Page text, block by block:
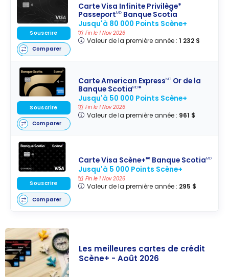
Carte Visa Infinite Privilège*
PasseportMD Banque Scotia
Jusqu'à 80 000 Points Scène+
Fin le 1 Nov 2026
Valeur de la première année : 1 232 $
Souscrire
Comparer
Carte American ExpressMD Or de la
Banque ScotiaMD*
Jusqu'à 50 000 Points Scène+
Fin le 1 Nov 2026
Valeur de la première année : 961 $
Souscrire
Comparer
Carte Visa Scène+🅪 Banque ScotiaMD
Jusqu'à 5 000 Points Scène+
Fin le 1 Nov 2026
Valeur de la première année : 295 $
Souscrire
Comparer
Les meilleures cartes de crédit
Scène+ - Août 2026